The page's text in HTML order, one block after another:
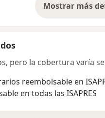
Mostrar más
pero la cobertura varía
reembolsable en
en todas las ISAPRES